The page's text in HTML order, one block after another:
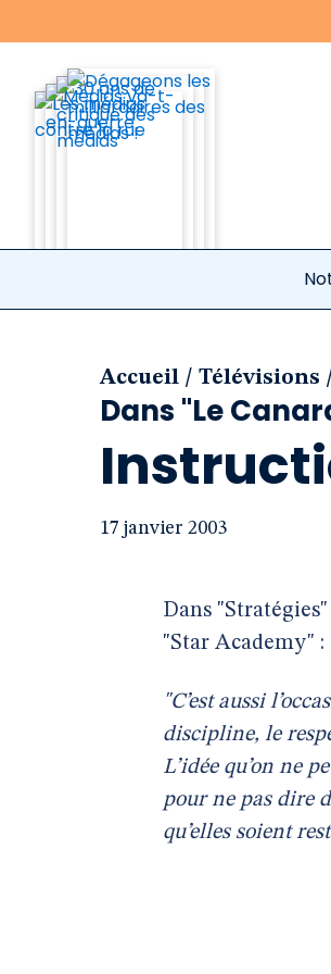
Accueil / Télévisions
Dans "Le
17 janvier 2003
Dans
"Star Academy" :
"C’est aussi
discipline, le
L’idée qu’on ne
pour ne pas dire
qu’elles soient